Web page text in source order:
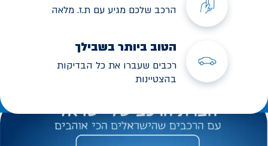
הרכב שלכם מגיע עם ת.ז. מלאה
הטוב ביותר בשבילך
רכבים שעברו את כל הבדיקות
בהצטיינות